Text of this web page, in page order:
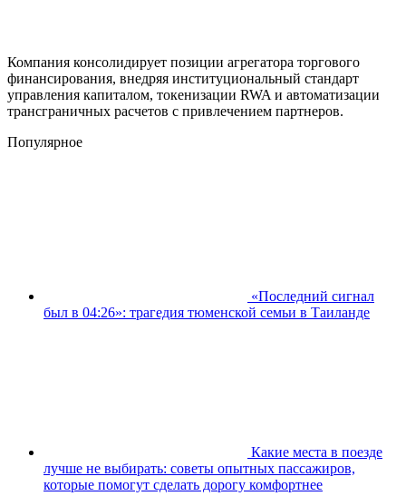
Компания консолидирует позиции агрегатора торгового
финансирования, внедряя институциональный стандарт
управления капиталом, токенизации RWA и автоматизации
трансграничных расчетов с привлечением партнеров.
Популярное
«Последний сигнал
был в 04:26»: трагедия тюменской семьи в Таиланде
Какие места в поезде
лучше не выбирать: советы опытных пассажиров,
которые помогут сделать дорогу комфортнее